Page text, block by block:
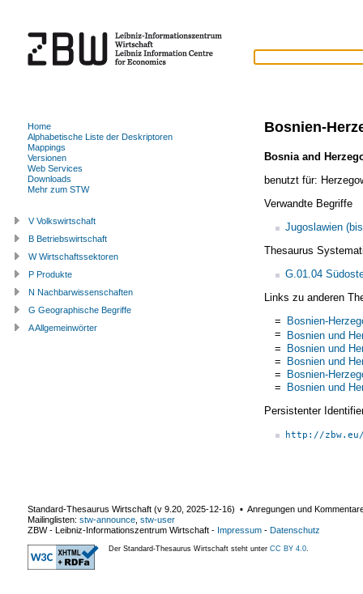
Bosnien-
Bosnia and
benutzt für:
Verwandte Begriffe
Jugoslawien
Thesaurus
G.01.04
Links zu anderen
= Bosnien-
= Bosnien und
= Bosnien und
= Bosnien und
= Bosnien-
= Bosnien und
Persistenter
http://
Home
Alphabetische Liste der Deskriptoren
Mappings
Versionen
Web Services
Downloads
Mehr zum STW
V Volkswirtschaft
B Betriebswirtschaft
W Wirtschaftssektoren
P Produkte
N Nachbarwissenschaften
G Geographische Begriffe
A Allgemeinwörter
Standard-Thesaurus Wirtschaft (v 9.20 2025-12-16) ▪ Anregungen und
Mailinglisten: stw-announce stw-user
ZBW - Leibniz-Informationszentrum Wirtschaft - Impressum - Datenschutz
Der Standard-Thesaurus Wirtschaft steht unter CC BY 4.0